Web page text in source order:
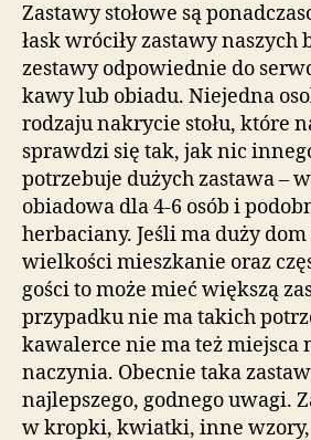
Zastawy stołowe są
łask wróciły zastawy naszych
zestawy odpowiednie do
kawy lub obiadu. Niejedna
rodzaju nakrycie stołu, które
sprawdzi się tak, jak nic
potrzebuje dużych zastawa –
obiadowa dla 4-6 osób i
herbaciany. Jeśli ma duży dom
wielkości mieszkanie oraz
gości to może mieć większą
przypadku nie ma takich
kawalerce nie ma też miejsca
naczynia. Obecnie taka
najlepszego, godnego uwagi.
w kropki, kwiatki, inne wzory,